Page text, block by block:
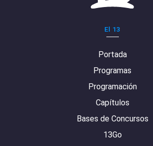
El 13
Portada
Programas
Programación
Capítulos
Bases de Concursos
13Go